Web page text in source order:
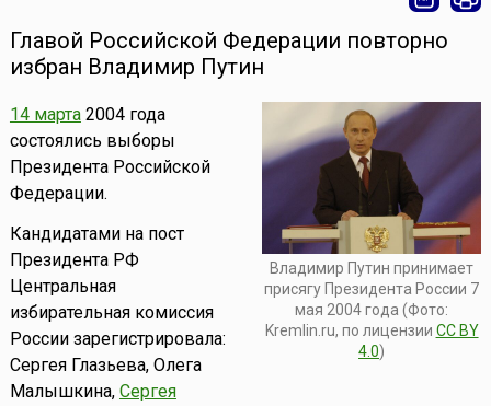
Главой Российской Федерации повторно
избран Владимир Путин
Владимир Путин принимает
присягу Президента России 7
мая 2004 года (Фото:
Kremlin.ru, по лицензии CC BY
4.0)
14 марта2004 года
состоялись выборы
Президента Российской
Федерации.
Кандидатами на пост
Президента РФ
Центральная
избирательная комиссия
России зарегистрировала:
Сергея Глазьева, Олега
Малышкина, Сергея